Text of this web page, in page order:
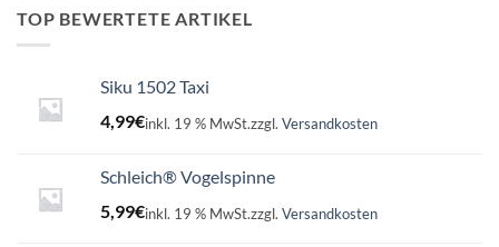
16,99€15,75€.
TOP BEWERTETE ARTIKEL
Siku 1502 Taxi
4,99€inkl. 19 % MwSt.zzgl. Versandkosten
Schleich® Vogelspinne
5,99€inkl. 19 % MwSt.zzgl. Versandkosten